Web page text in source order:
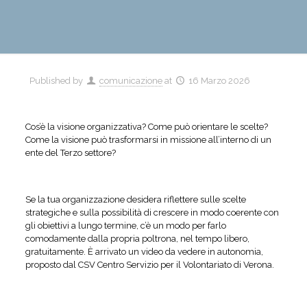
Published by comunicazione at 16 Marzo 2026
Cos’è la visione organizzativa? Come può orientare le scelte?
Come la visione può trasformarsi in missione all’interno di un
ente del Terzo settore?
Se la tua organizzazione desidera riflettere sulle scelte
strategiche e sulla possibilità di crescere in modo coerente con
gli obiettivi a lungo termine, c’è un modo per farlo
comodamente dalla propria poltrona, nel tempo libero,
gratuitamente. È arrivato un video da vedere in autonomia,
proposto dal CSV Centro Servizio per il Volontariato di Verona.